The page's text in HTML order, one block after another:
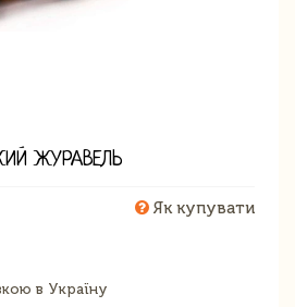
ЖУРАВЕЛЬ
Як купувати
в Україну